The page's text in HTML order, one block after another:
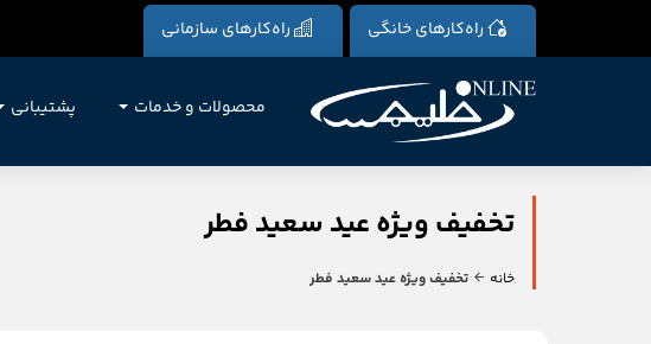
راه‌کارهای خانگی راه‌کارهای سازمانی
محصولات و خدمات پشتیبانی
تخفیف ویژه عید سعید فطر
خانه تخفیف ویژه عید سعید فطر